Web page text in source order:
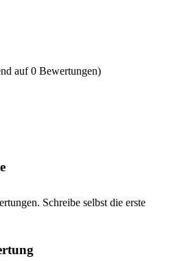
auf 0 Bewertungen)
Schreibe selbst die erste